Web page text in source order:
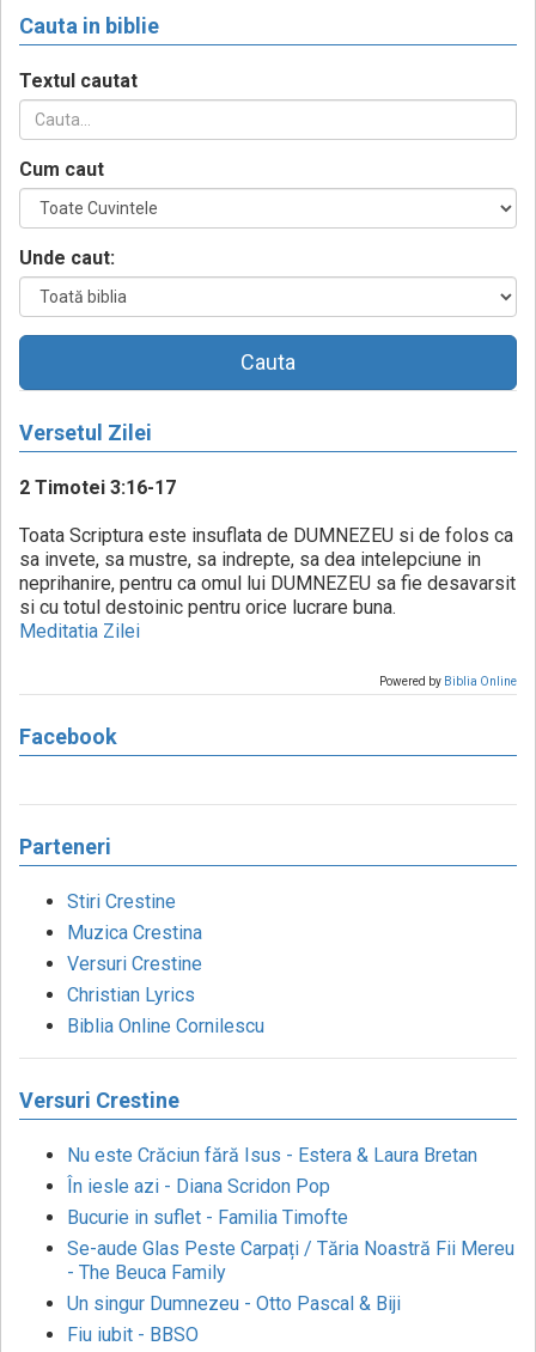
Cauta in biblie
Textul cautat
Cum caut
Unde caut:
Cauta
Versetul Zilei
2 Timotei 3:16-17
Toata Scriptura este insuflata de DUMNEZEU si de folos ca
sa invete, sa mustre, sa indrepte, sa dea intelepciune in
neprihanire, pentru ca omul lui DUMNEZEU sa fie desavarsit
si cu totul destoinic pentru orice lucrare buna.
Meditatia Zilei
Powered by Biblia Online
Facebook
Parteneri
Stiri Crestine
Muzica Crestina
Versuri Crestine
Christian Lyrics
Biblia Online Cornilescu
Versuri Crestine
Nu este Crăciun fără Isus - Estera & Laura Bretan
În iesle azi - Diana Scridon Pop
Bucurie in suflet - Familia Timofte
Se-aude Glas Peste Carpați / Tăria Noastră Fii Mereu
- The Beuca Family
Un singur Dumnezeu - Otto Pascal & Biji
Fiu iubit - BBSO